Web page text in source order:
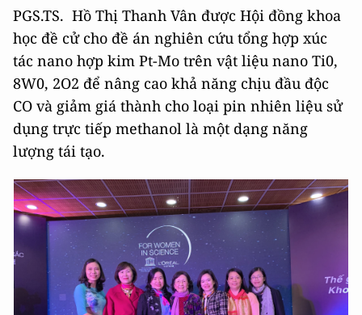
PGS.TS. Hồ Thị Thanh Vân được Hội đồng khoa
học đề cử cho đề án nghiên cứu tổng hợp xúc
tác nano hợp kim Pt-Mo trên vật liệu nano Ti0,
8W0, 2O2 để nâng cao khả năng chịu đầu độc
CO và giảm giá thành cho loại pin nhiên liệu sử
dụng trực tiếp methanol là một dạng năng
lượng tái tạo.